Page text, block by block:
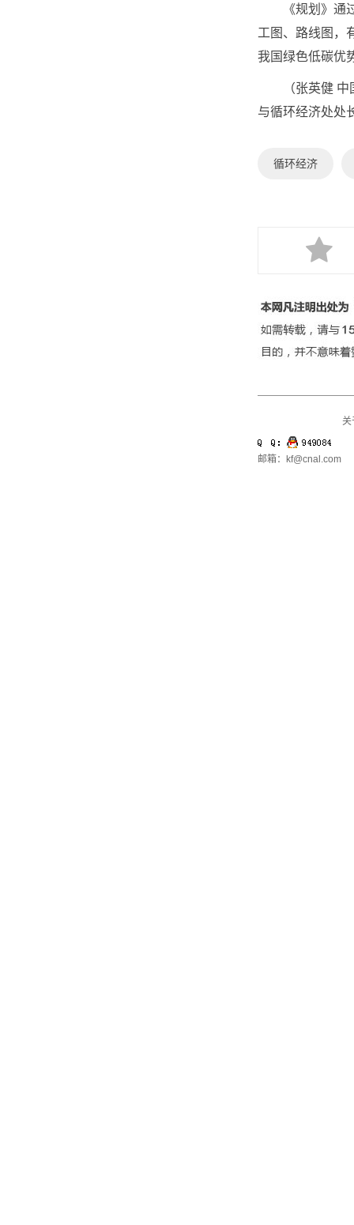
《规划》通过
工图、路线图，
我国绿色低碳优
（张英健
与循环经济处处
循环经济
关
邮箱：kf@cnal.com